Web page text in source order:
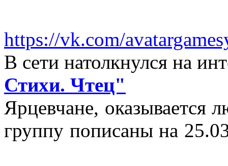
https://vk.com/
В сети натолкнулся на
Стихи. Чтец"
Ярцевчане,
группу пописаны на